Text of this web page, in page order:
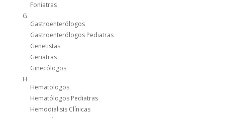
Foniatras
G
Gastroenterólogos
Gastroenterólogos Pediatras
Genetistas
Geriatras
Ginecólogos
H
Hematologos
Hematólogos Pediatras
Hemodialisis Clínicas